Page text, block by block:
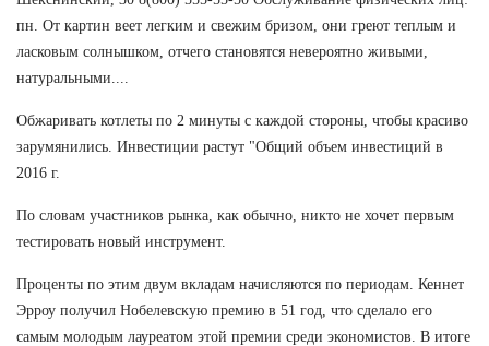
пн. От картин веет легким и свежим бризом, они греют теплым и
ласковым солнышком, отчего становятся невероятно живыми,
натуральными....
Обжаривать котлеты по 2 минуты с каждой стороны, чтобы красиво
зарумянились. Инвестиции растут "Общий объем инвестиций в
2016 г.
По словам участников рынка, как обычно, никто не хочет первым
тестировать новый инструмент.
Проценты по этим двум вкладам начисляются по периодам. Кеннет
Эрроу получил Нобелевскую премию в 51 год, что сделало его
самым молодым лауреатом этой премии среди экономистов. В итоге